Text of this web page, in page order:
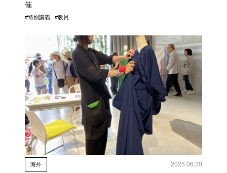
催
#特別講義 #教員
海外 2025.06.20